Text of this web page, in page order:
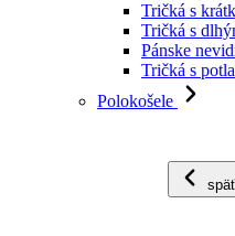
Tričká s
Tričká s
Pánske
Tričká s
Polokošele
späť